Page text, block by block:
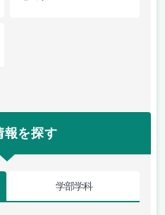
報を探す
学部学科